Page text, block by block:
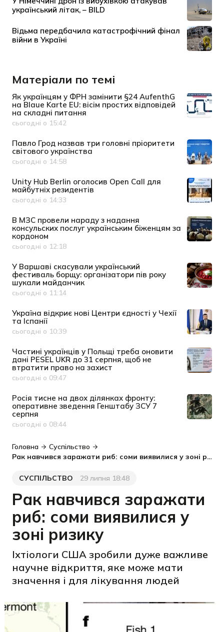
Матеріали по темі
Як українцям у ФРН замінити §24 AufenthG
на Blaue Karte EU: вісім простих відповідей
на складні питання
Дата публікації
сьогодні о 15:42
Павло Грод назвав три головні пріоритети
світового українства
Дата публікації
сьогодні о 14:58
Unity Hub Berlin оголосив Open Call для
майбутніх резидентів
Дата публікації
сьогодні о 14:33
В МЗС провели нараду з надання
консульских послуг українським біженцям за
кордоном
Дата публікації
сьогодні о 12:18
У Варшаві скасували український
фестиваль борщу: організатори пів року
шукали майданчик
Дата публікації
сьогодні о 11:14
Україна відкриє нові Центри єдності у Чехії
та Іспанії
Дата публікації
сьогодні о 10:39
Частині українців у Польщі треба оновити
дані PESEL UKR до 31 серпня, щоб не
втратити право на захист
Дата публікації
сьогодні о 09:47
Росія тисне на двох ділянках фронту:
оперативне зведення Генштабу ЗСУ 7
серпня
Дата публікації
сьогодні о 08:44
Головна
Суспільство
Рак навчився заражати риб: соми виявилися у зоні ризику
Категорія
СУСПІЛЬСТВО
Дата публікації29 липня 18:48
Рак навчився заражати
риб: соми виявилися у
зоні ризику
Іхтіологи США зробили дуже важливе
научне відкриття, яке може мати
значення і для лікування людей